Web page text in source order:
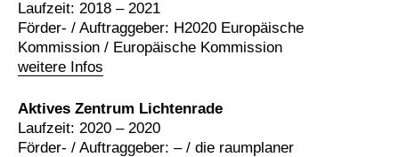
weitere Infos
Laufzeit: 2018 – 2021
Förder- / Auftraggeber: H2020 Europäische
Kommission / Europäische Kommission
Aktives Zentrum Lichtenrade
Laufzeit: 2020 – 2020
Förder- / Auftraggeber: – / die raumplaner